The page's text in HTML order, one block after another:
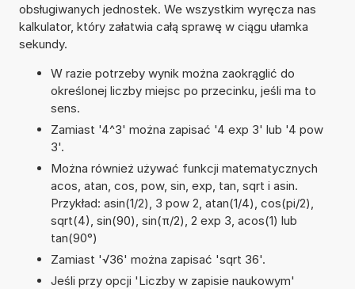
obsługiwanych jednostek. We wszystkim wyręcza nas
kalkulator, który załatwia całą sprawę w ciągu ułamka
sekundy.
W razie potrzeby wynik można zaokrąglić do
określonej liczby miejsc po przecinku, jeśli ma to
sens.
Zamiast '4^3' można zapisać '4 exp 3' lub '4 pow
3'.
Można również używać funkcji matematycznych
acos, atan, cos, pow, sin, exp, tan, sqrt i asin.
Przykład: asin(1/2), 3 pow 2, atan(1/4), cos(pi/2),
sqrt(4), sin(90), sin(π/2), 2 exp 3, acos(1) lub
tan(90°)
Zamiast '√36' można zapisać 'sqrt 36'.
Jeśli przy opcji 'Liczby w zapisie naukowym'